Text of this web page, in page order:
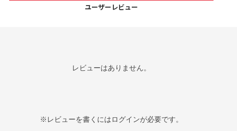
ユーザーレビュー
レビューはありません。
※レビューを書くにはログインが必要です。